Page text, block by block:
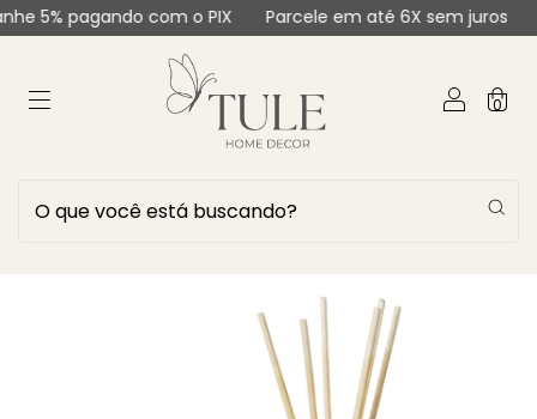
5% pagando com o PIX Parcele em até 6X sem juros
0